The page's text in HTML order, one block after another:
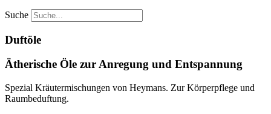
Suche
Duftöle
Ätherische Öle zur Anregung und Entspannung
Spezial Kräutermischungen von Heymans. Zur Körperpflege und
Raumbeduftung.